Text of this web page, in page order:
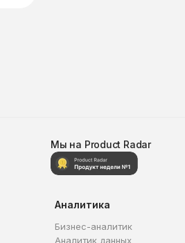
Мы на Product Radar
Аналитика
Бизнес-аналитик
Аналитик данных